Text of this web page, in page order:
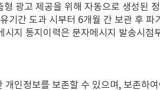
광고 제공을 위해 자동으로 생성된 정
기간 도과 시부터 6개월 간 보관 후 파
지 통지이력은 문자메시지 발송시점
인정보를 보존할 수 있으며, 보존하